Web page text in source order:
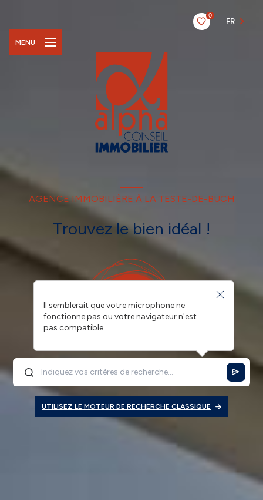
0
FR
MENU
AGENCE IMMOBILIÈRE À LA TESTE-DE-BUCH
Trouvez le bien idéal !
Il semblerait que votre microphone ne
fonctionne pas ou votre navigateur n'est
pas compatible
UTILISEZ LE MOTEUR DE RECHERCHE CLASSIQUE